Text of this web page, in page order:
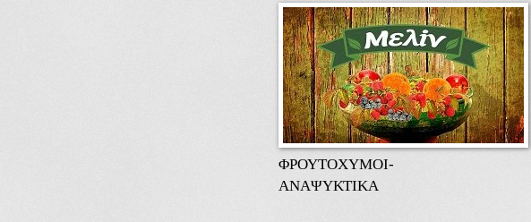
ΦΡΟΥΤΟΧΥΜΟΙ-
ΑΝΑΨΥΚΤΙΚΑ